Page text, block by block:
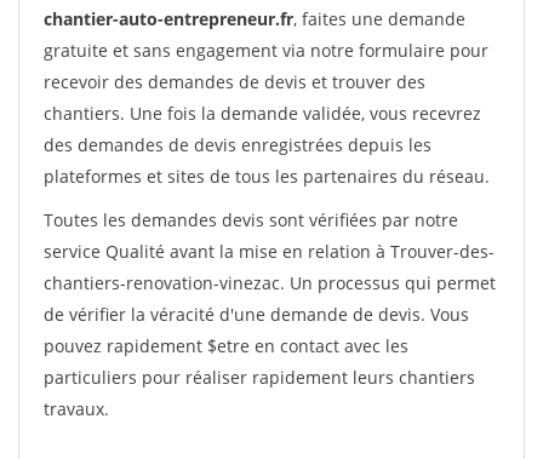
chantier-auto-entrepreneur.fr, faites une demande
gratuite et sans engagement via notre formulaire pour
recevoir des demandes de devis et trouver des
chantiers. Une fois la demande validée, vous recevrez
des demandes de devis enregistrées depuis les
plateformes et sites de tous les partenaires du réseau.
Toutes les demandes devis sont vérifiées par notre
service Qualité avant la mise en relation à Trouver-des-
chantiers-renovation-vinezac. Un processus qui permet
de vérifier la véracité d'une demande de devis. Vous
pouvez rapidement $etre en contact avec les
particuliers pour réaliser rapidement leurs chantiers
travaux.